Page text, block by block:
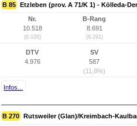
B 85 Etzleben (prov. A 71/K 1) - Kölleda-
Nr.
10.518
(8.028)
B-Rang
8.691
(6.291)
DTV
4.976
SV
587
(11,8%)
Infos...
B 270 Rutsweiler (Glan)/Kreimbach-